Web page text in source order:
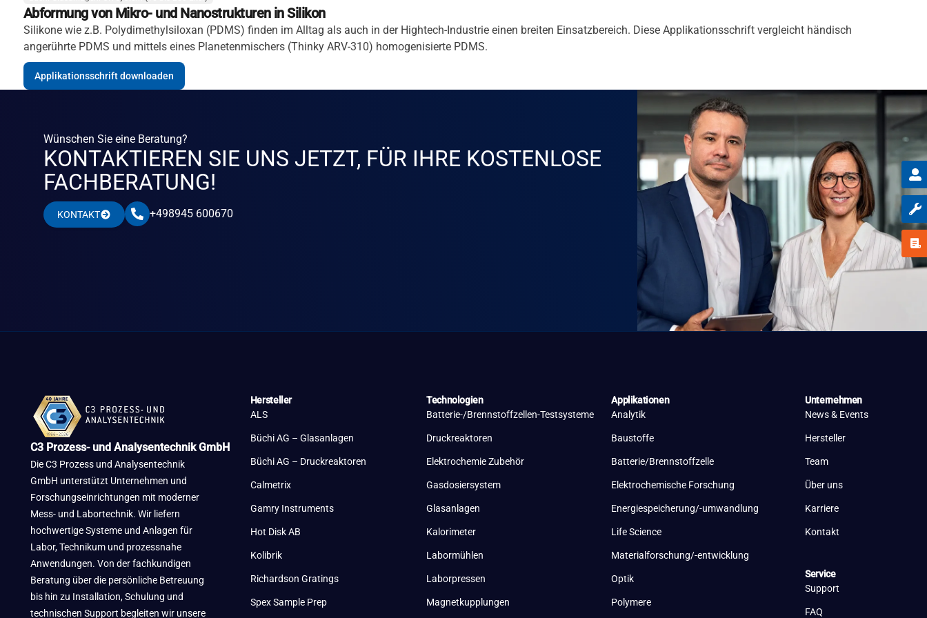
Abformung von Mikro- und Nanostrukturen in Silikon
Silikone wie z.B. Polydimethylsiloxan (PDMS) finden im Alltag als auch in der Hightech-Industrie einen breiten Einsatzbereich. Diese Applikationsschrift vergleicht händisch
angerührte PDMS und mittels eines Planetenmischers (Thinky ARV-310) homogenisierte PDMS.
Applikationsschrift downloaden
Wünschen Sie eine Beratung?
KONTAKTIEREN SIE UNS JETZT, FÜR IHRE KOSTENLOSE
FACHBERATUNG!
KONTAKT +498945 600670
C3 Prozess- und Analysentechnik GmbH
Die C3 Prozess und Analysentechnik
GmbH unterstützt Unternehmen und
Forschungseinrichtungen mit moderner
Mess- und Labortechnik. Wir liefern
hochwertige Systeme und Anlagen für
Labor, Technikum und prozessnahe
Anwendungen. Von der fachkundigen
Beratung über die persönliche Betreuung
bis hin zu Installation, Schulung und
technischen Support begleiten wir unsere
Hersteller
ALS
Büchi AG – Glasanlagen
Büchi AG – Druckreaktoren
Calmetrix
Gamry Instruments
Hot Disk AB
Kolibrik
Richardson Gratings
Spex Sample Prep
Technologien
Batterie-/Brennstoffzellen-Testsysteme
Druckreaktoren
Elektrochemie Zubehör
Gasdosiersystem
Glasanlagen
Kalorimeter
Labormühlen
Laborpressen
Magnetkupplungen
Applikationen
Analytik
Baustoffe
Batterie/Brennstoffzelle
Elektrochemische Forschung
Energiespeicherung/-umwandlung
Life Science
Materialforschung/-entwicklung
Optik
Polymere
Unternehmen
News & Events
Hersteller
Team
Über uns
Karriere
Kontakt
Service
Support
FAQ